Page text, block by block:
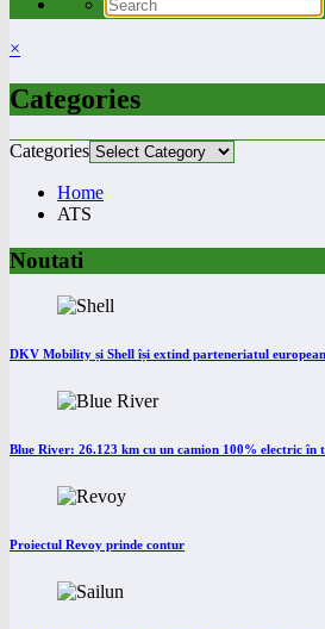
×
Categories
Categories
Home
ATS
Noutati
DKV Mobility și Shell își extind parteneriatul european
Blue River: 26.123 km cu un camion 100% electric
Proiectul Revoy prinde contur